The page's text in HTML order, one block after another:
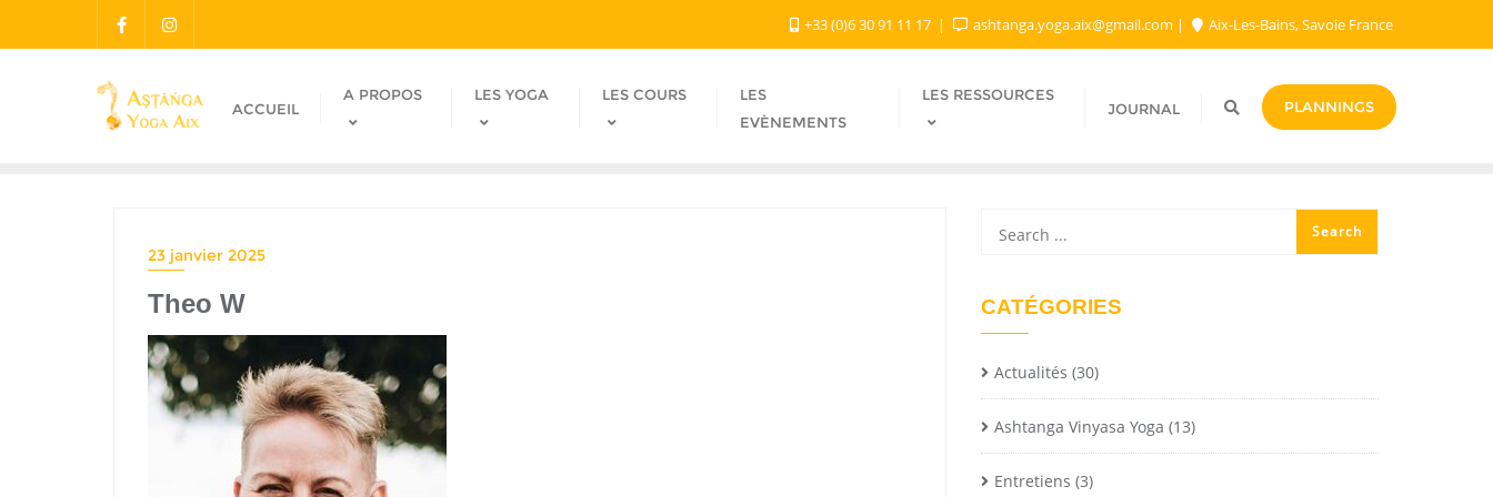
+33 (0)6 30 91 11 17 ashtanga.yoga.aix@gmail.com​ Aix-Les-Bains, Savoie France
ACCUEIL
A PROPOS LES YOGA LES COURS
LES
EVÈNEMENTS
LES RESSOURCES
JOURNAL PLANNINGS
23 janvier 2025
Theo W CATÉGORIES
Actualités (30)
Ashtanga Vinyasa Yoga (13)
Entretiens (3)